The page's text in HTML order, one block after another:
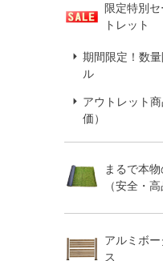
限定特別
トレット
期間限定！数
ル
アウトレット
価）
まるで本
（安全・高
アルミボ
ス